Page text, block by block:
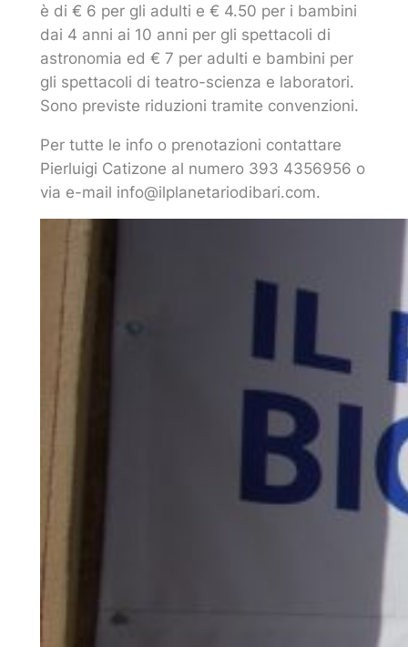
è di € 6 per gli adulti e € 4.50 per i bambini
dai 4 anni ai 10 anni per gli spettacoli di
astronomia ed € 7 per adulti e bambini per
gli spettacoli di teatro-scienza e laboratori.
Sono previste riduzioni tramite convenzioni.
Per tutte le info o prenotazioni contattare
Pierluigi Catizone al numero 393 4356956 o
via e-mail info@ilplanetariodibari.com.